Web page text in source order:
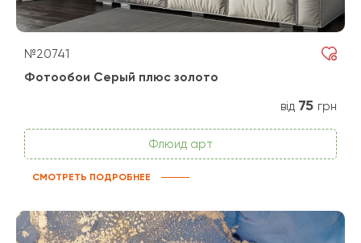
№20741
Фотообои Серый плюс золото
від 75 грн
Флюид арт
СМОТРЕТЬ ПОДРОБНЕЕ